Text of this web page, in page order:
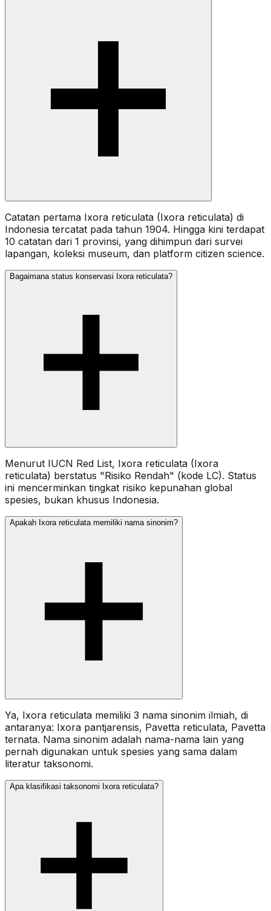
Catatan pertama Ixora reticulata (Ixora reticulata) di
Indonesia tercatat pada tahun 1904. Hingga kini terdapat
10 catatan dari 1 provinsi, yang dihimpun dari survei
lapangan, koleksi museum, dan platform citizen science.
Bagaimana status konservasi Ixora reticulata?
Menurut IUCN Red List, Ixora reticulata (Ixora
reticulata) berstatus "Risiko Rendah" (kode LC). Status
ini mencerminkan tingkat risiko kepunahan global
spesies, bukan khusus Indonesia.
Apakah Ixora reticulata memiliki nama sinonim?
Ya, Ixora reticulata memiliki 3 nama sinonim ilmiah, di
antaranya: Ixora pantjarensis, Pavetta reticulata, Pavetta
ternata. Nama sinonim adalah nama-nama lain yang
pernah digunakan untuk spesies yang sama dalam
literatur taksonomi.
Apa klasifikasi taksonomi Ixora reticulata?